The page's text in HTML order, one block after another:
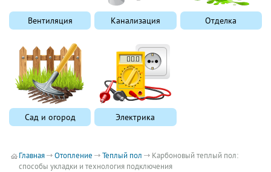
Вентиляция Канализация Отделка
Сад и огород Электрика
Главная Отопление Теплый пол
Карбоновый теплый пол:
способы укладки и технология подключения